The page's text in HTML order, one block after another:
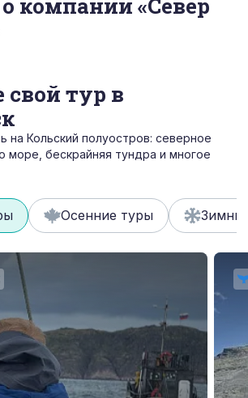
с кем туристы находятся в
часть времени во время тура.
навыками, и глубокими
в истории региона, у них
и они реально вовлекают
в процесс. Это важно, т.к. даже при
тура, гид обеспечит
тур в
на Кольский полуостров: северное
море, бескрайняя тундра и многое
Осенние туры